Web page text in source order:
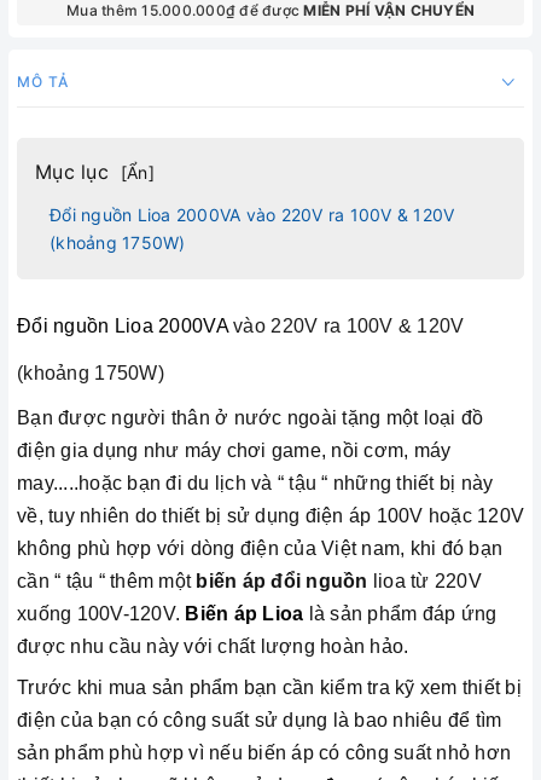
Mua thêm 15.000.000₫ để đượcMIỄN PHÍ VẬN CHUYỂN
MÔ TẢ
Mục lục [Ẩn]
Đổi nguồn Lioa 2000VA vào 220V ra 100V & 120V
(khoảng 1750W)
Đổi nguồn Lioa 2000VAvào 220V ra 100V & 120V
(khoảng 1750W)
Bạn được người thân ở nước ngoài tặng một loại đồ
điện gia dụng như máy chơi game, nồi cơm, máy
may.....hoặc bạn đi du lịch và “ tậu “ những thiết bị này
về, tuy nhiên do thiết bị sử dụng điện áp 100V hoặc 120V
không phù hợp với dòng điện của Việt nam, khi đó bạn
cần “ tậu “ thêm một biến áp đổi nguồn lioa từ 220V
xuống 100V-120V. Biến áp Lioa là sản phẩm đáp ứng
được nhu cầu này với chất lượng hoàn hảo.
Trước khi mua sản phẩm bạn cần kiểm tra kỹ xem thiết bị
điện của bạn có công suất sử dụng là bao nhiêu để tìm
sản phẩm phù hợp vì nếu biến áp có công suất nhỏ hơn